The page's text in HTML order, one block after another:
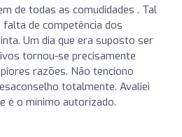
de todas as comudidades . Tal
de competência dos
Um dia que era suposto ser
tornou-se precisamente
razões. Não tenciono
totalmente. Avaliei
é o mínimo autorizado.